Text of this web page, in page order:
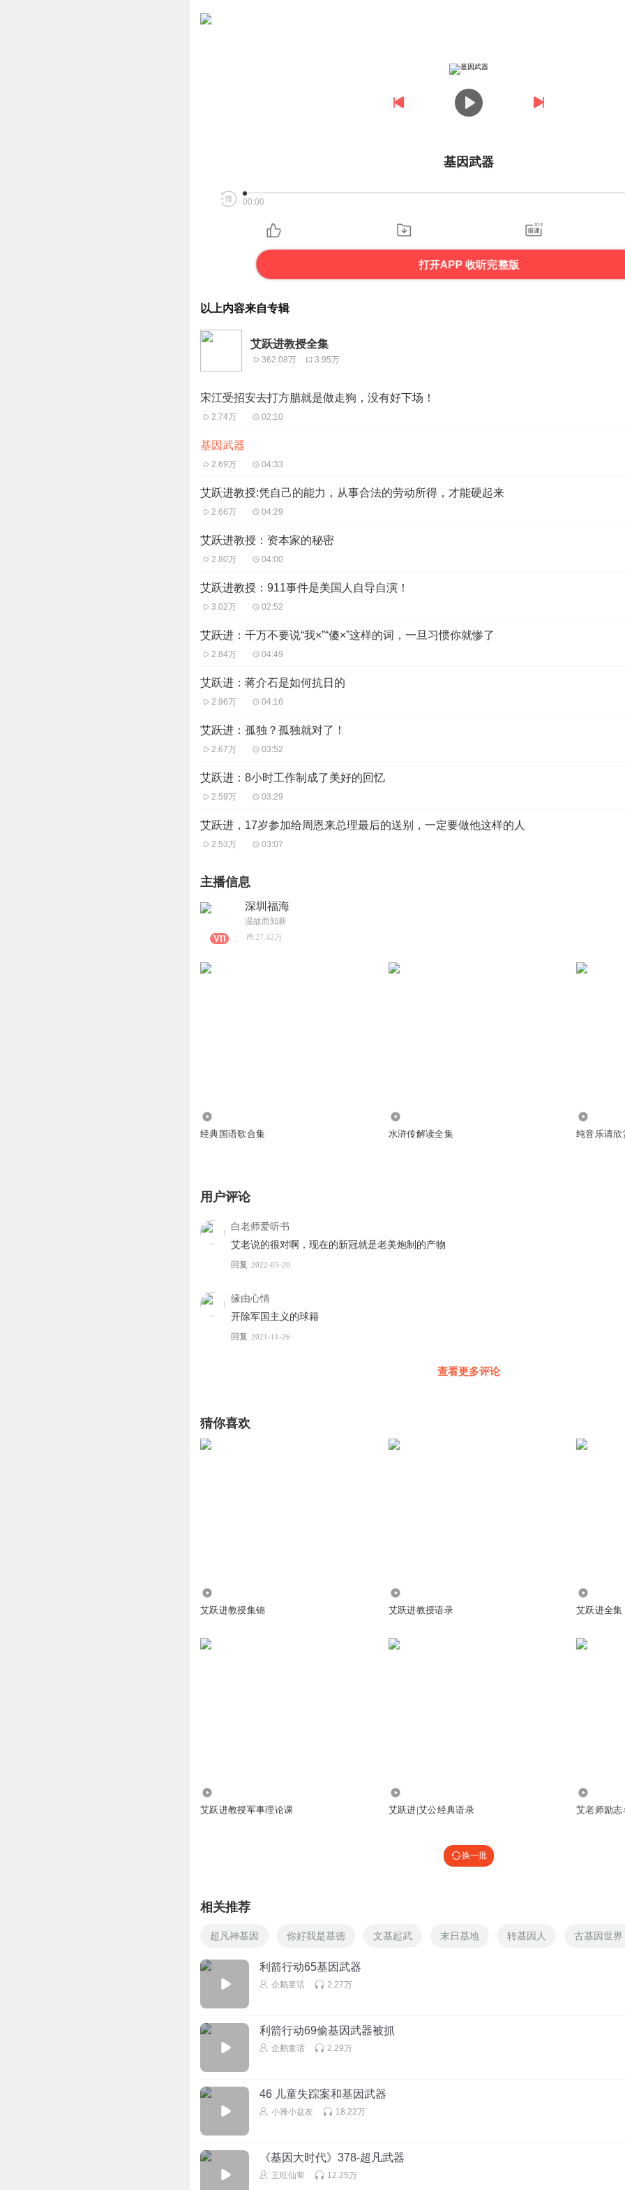
基因武器
00:00
打开APP 收听完整版
以上内容来自专辑
艾跃进教授全集
362.08万 3.95万
宋江受招安去打方腊就是做走狗，没有好下场！
2.74万 02:10
基因武器
2.69万 04:33
艾跃进教授:凭自己的能力，从事合法的劳动所得，才能硬起来
2.66万 04:29
艾跃进教授：资本家的秘密
2.80万 04:00
艾跃进教授：911事件是美国人自导自演！
3.02万 02:52
艾跃进：千万不要说“我×”“傻×”这样的词，一旦习惯你就惨了
2.84万 04:49
艾跃进：蒋介石是如何抗日的
2.96万 04:16
艾跃进：孤独？孤独就对了！
2.67万 03:52
艾跃进：8小时工作制成了美好的回忆
2.59万 03:29
艾跃进，17岁参加给周恩来总理最后的送别，一定要做他这样的人
2.53万 03:07
主播信息
深圳福海
温故而知新
27.42万
经典国语歌合集 水浒传解读全集 纯音乐请欣
用户评论
白老师爱听书
艾老说的很对啊，现在的新冠就是老美炮制的产物
回复 2022-05-20
缘由心情
开除军国主义的球籍
回复 2021-11-26
查看更多评论
猜你喜欢
艾跃进教授集锦 艾跃进教授语录 艾跃进全
艾跃进教授军事理论课 艾跃进|艾公经典语录 艾老师励
换一批
相关推荐
超凡神基因 你好我是基德 文基起武 末日基地 转基因人 古基因世界
利箭行动65基因武器
企鹅童话 2.27万
利箭行动69偷基因武器被抓
企鹅童话 2.29万
46 儿童失踪案和基因武器
小雅小盆友 18.22万
《基因大时代》378-超凡武器
王旺仙辈 12.25万